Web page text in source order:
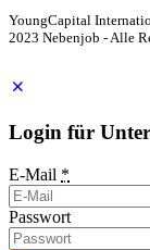
YoungCapital
2023 Nebenjob - Alle
Login für
E-Mail *
Passwort